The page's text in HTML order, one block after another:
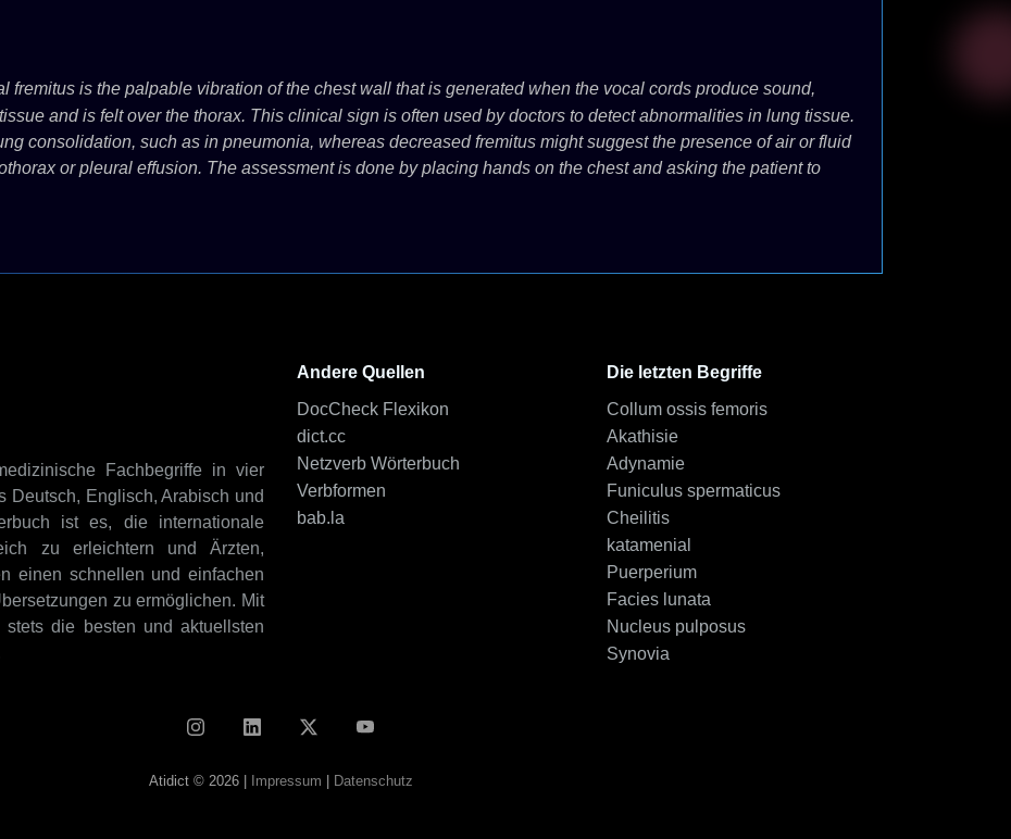
fremitus is the palpable vibration of the chest wall that is generated when the vocal cords produce sound,
and is felt over the thorax. This clinical sign is often used by doctors to detect abnormalities in lung tissue.
consolidation, such as in pneumonia, whereas decreased fremitus might suggest the presence of air or fluid
or pleural effusion. The assessment is done by placing hands on the chest and asking the patient to
Fachbegriffe in vier
Deutsch, Englisch, Arabisch und
ist es, die internationale
zu erleichtern und Ärzten,
einen schnellen und einfachen
zu ermöglichen. Mit
die besten und aktuellsten
Andere Quellen
DocCheck Flexikon
dict.cc
Netzverb Wörterbuch
Verbformen
bab.la
Die letzten Begriffe
Collum ossis femoris
Akathisie
Adynamie
Funiculus spermaticus
Cheilitis
katamenial
Puerperium
Facies lunata
Nucleus pulposus
Synovia
Atidict © 2026 | Impressum Datenschutz